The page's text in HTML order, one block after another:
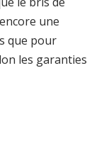
une
que pour
les garanties